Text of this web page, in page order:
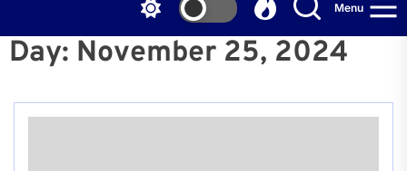
Menu
Day: November 25, 2024